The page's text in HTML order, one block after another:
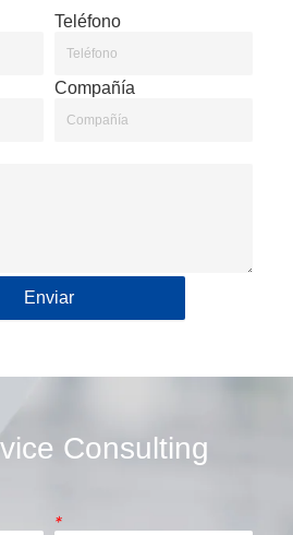
Teléfono
Compañía
Enviar
Consulting
*